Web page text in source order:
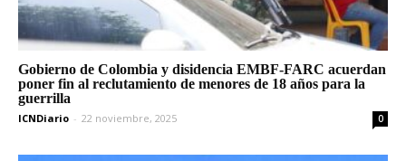
Gobierno de Colombia y disidencia EMBF-FARC acuerdan
poner fin al reclutamiento de menores de 18 años para la
guerrilla
ICNDiario - 22 noviembre, 2025 0